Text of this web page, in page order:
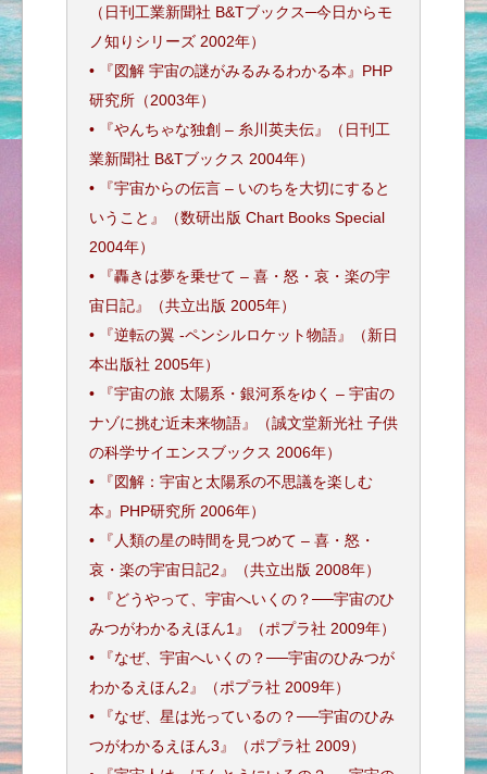
（日刊工業新聞社 B&Tブックス─今日からモ
ノ知りシリーズ 2002年）
• 『図解 宇宙の謎がみるみるわかる本』PHP
研究所（2003年）
• 『やんちゃな独創 – 糸川英夫伝』（日刊工
業新聞社 B&Tブックス 2004年）
• 『宇宙からの伝言 – いのちを大切にすると
いうこと』（数研出版 Chart Books Special
2004年）
• 『轟きは夢を乗せて – 喜・怒・哀・楽の宇
宙日記』（共立出版 2005年）
• 『逆転の翼 -ペンシルロケット物語』（新日
本出版社 2005年）
• 『宇宙の旅 太陽系・銀河系をゆく – 宇宙の
ナゾに挑む近未来物語』（誠文堂新光社 子供
の科学サイエンスブックス 2006年）
• 『図解：宇宙と太陽系の不思議を楽しむ
本』PHP研究所 2006年）
• 『人類の星の時間を見つめて – 喜・怒・
哀・楽の宇宙日記2』（共立出版 2008年）
• 『どうやって、宇宙へいくの？──宇宙のひ
みつがわかるえほん1』（ポプラ社 2009年）
• 『なぜ、宇宙へいくの？──宇宙のひみつが
わかるえほん2』（ポプラ社 2009年）
• 『なぜ、星は光っているの？──宇宙のひみ
つがわかるえほん3』（ポプラ社 2009）